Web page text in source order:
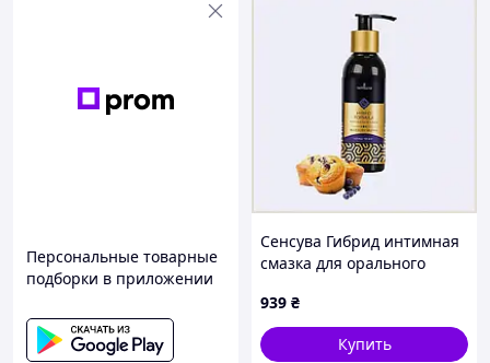
Персональные товарные
подборки в приложении
Сенсува Гибрид интимная
смазка для орального
939 ₴
Купить